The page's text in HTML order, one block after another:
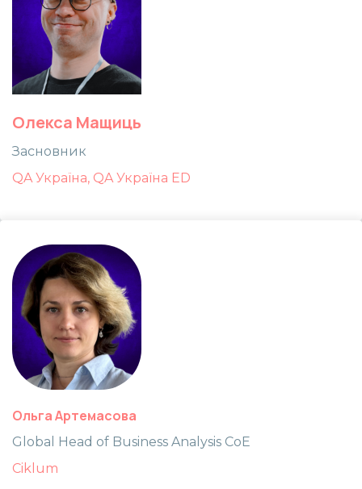
Олекса Мащиць
Засновник
QA Україна, QA Україна ED
Ольга Артемасова
Global Head of Business Analysis CoE
Ciklum